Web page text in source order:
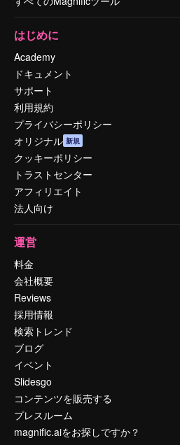
はじめに
Academy
ドキュメント
サポート
利用規約
プライバシーポリシー
オリジナル 新規
クッキーポリシー
トラストセンター
アフィリエイト
法人向け
運営
料金
会社概要
Reviews
採用情報
検索トレンド
ブログ
イベント
Slidesgo
コンテンツを販売する
プレスルーム
magnific.aiをお探しですか？